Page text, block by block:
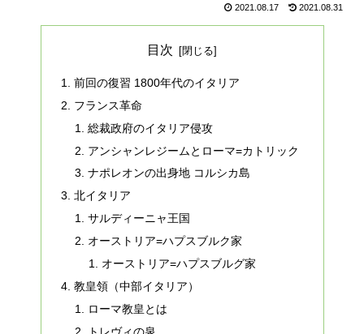
2021.08.17 2021.08.31
目次
前回の復習 1800年代のイタリア
フランス革命
総裁政府のイタリア侵攻
アンシャンレジームとローマ=カトリック
ナポレオンの出身地 コルシカ島
北イタリア
サルディーニャ王国
オーストリア=ハプスブルク家
オーストリア=ハプスブルグ家
教皇領（中部イタリア）
ローマ教皇とは
トレヴィの泉